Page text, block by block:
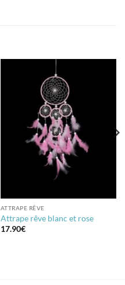
ATTRAPE RÊVE
Attrape rêve blanc et rose
17.90€